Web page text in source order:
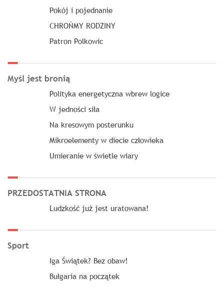
Pokój i pojednanie
CHROŃMY RODZINY
Patron Polkowic
Myśl jest bronią
Polityka energetyczna wbrew logice
W jedności siła
Na kresowym posterunku
Mikroelementy w diecie człowieka
Umieranie w świetle wiary
PRZEDOSTATNIA STRONA
Ludzkość już jest uratowana!
Sport
Iga Świątek? Bez obaw!
Bułgaria na początek